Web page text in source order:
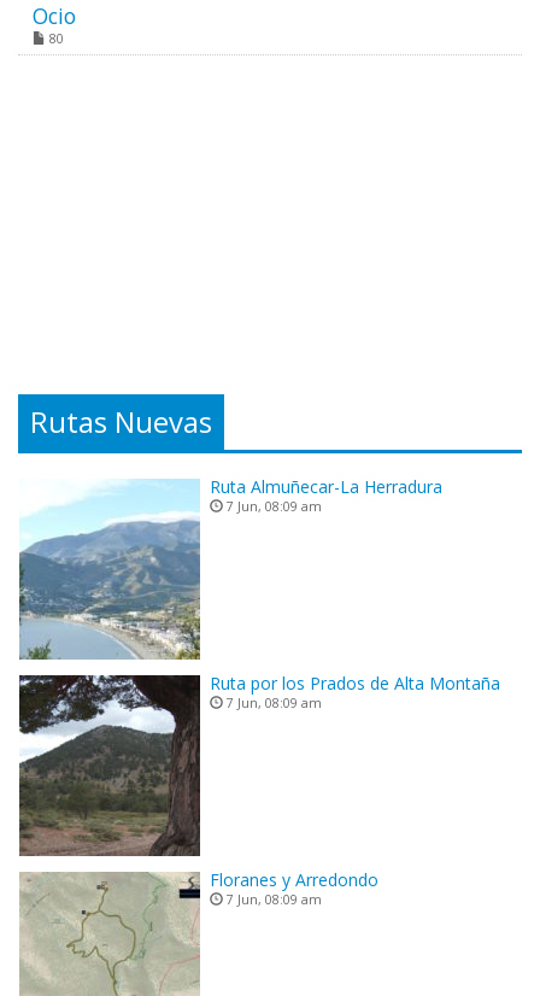
Ocio
80
Rutas Nuevas
Ruta Almuñecar-La Herradura
7 Jun, 08:09 am
Ruta por los Prados de Alta Montaña
7 Jun, 08:09 am
Floranes y Arredondo
7 Jun, 08:09 am